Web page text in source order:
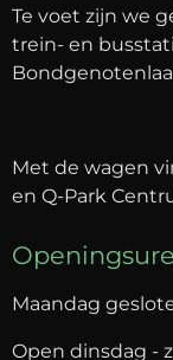
Te voet zijn we
trein- en
Met de wagen
en Q-Park
Maandag
Open dinsdag -